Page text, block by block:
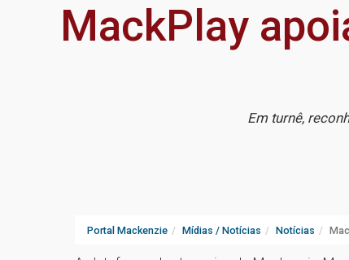
MackPlay
Em turnê,
Portal Mackenzie Mídias / Notícias Notícias